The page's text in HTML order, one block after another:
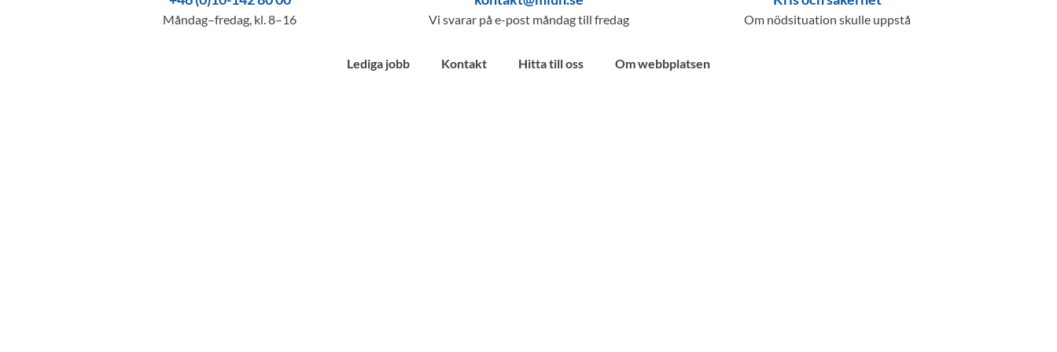
Måndag–fredag, kl. 8–16 Vi svarar på e-post måndag till fredag Om nödsituation skulle uppstå
Lediga jobb Kontakt Hitta till oss Om webbplatsen